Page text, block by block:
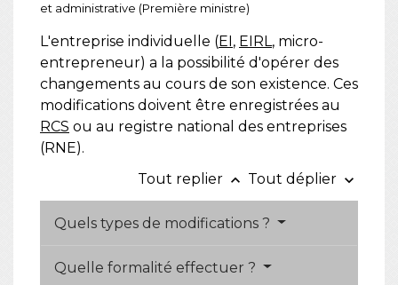
et administrative (Première ministre)
L'entreprise individuelle (EI , EIRL, micro-
entrepreneur) a la possibilité d'opérer des
changements au cours de son existence. Ces
modifications doivent être enregistrées au
RCS ou au registre national des entreprises
(RNE).
Tout replier keyboard_arrow_up Tout déplier keyboard_arrow_down
Quels types de modifications ?
Quelle formalité effectuer ?